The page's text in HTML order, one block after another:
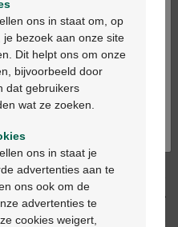
apotheek
nederlands
français
ons in staat om, op
je bezoek aan onze site
Dit helpt ons om onze
bijvoorbeeld door
dat gebruikers
wat ze zoeken.
ons in staat je
advertenties aan te
ons ook om de
advertenties te
cookies weigert,